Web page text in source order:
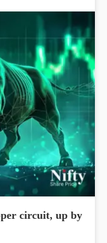
circuit, up by